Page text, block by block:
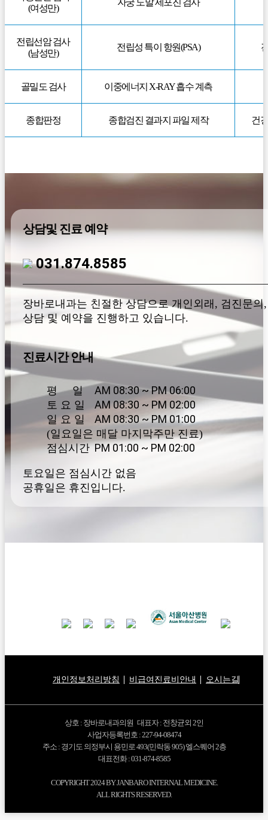
(여성만)
자궁 도말 세포진 검사
전립선암 검사
(남성만)
전립성 특이 항원(PSA)
골밀도 검사 이중에너지 X-RAY 흡수 계측
종합판정 종합검진 결과지 파일 제작 건
상담및 진료 예약
031.874.8585
장바로내과는 친절한 상담으로 개인외래, 검진문의,
상담 및 예약을 진행하고 있습니다.
진료시간 안내
평 일 AM 08:30 ~ PM 06:00
토 요 일 AM 08:30 ~ PM 02:00
일 요 일 AM 08:30 ~ PM 01:00
(일요일은 매달 마지막주만 진료)
점심시간 PM 01:00 ~ PM 02:00
토요일은 점심시간 없음
공휴일은 휴진입니다.
개인정보처리방침 비급여진료비안내 오시는길
상호 : 장바로내과의원 대표자 : 전창균외 2인
사업자등록번호 : 227-94-08474
주소 : 경기도 의정부시 용민로 493(민락동 905) 엘스퀘어 2층
대표전화 : 031-874-8585
COPYRIGHT 2024 BY JANBARO INTERNAL MEDICINE.
ALL RIGHTS RESERVED.